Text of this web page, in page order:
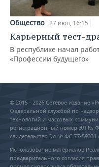
Общество 27 июл, 16:15
Карьерный тест-
В республике начал
«Профессии будущего»
© 2015 - 2026 Сетевое издание
Федеральной службой по
технологий и массовых
регистрационный номер ЭЛ №
свидетельство Эл № ФС 77-59331
Использование материалов
предварительного согласия